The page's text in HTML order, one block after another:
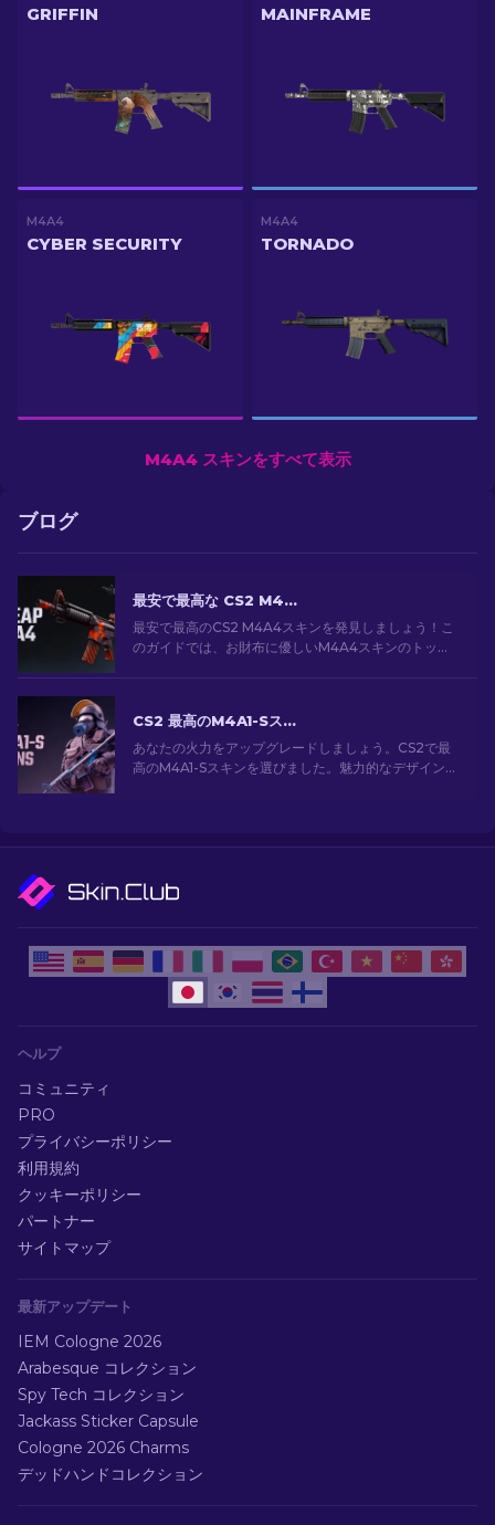
GRIFFIN MAINFRAME
M4A4
CYBER SECURITY
M4A4
TORNADO
M4A4 スキンをすべて表示
ブログ
最安で最高な CS2 M4A4 スキン [2026]
最安で最高のCS2 M4A4スキンを発見しましょう！こ
のガイドでは、お財布に優しいM4A4スキンのトップ
CS2 最高のM4A1-Sスキン [2026]
あなたの火力をアップグレードしましょう。CS2で最
高のM4A1-Sスキンを選びました。魅力的なデザインの
ヘルプ
コミュニティ
PRO
プライバシーポリシー
利用規約
クッキーポリシー
パートナー
サイトマップ
最新アップデート
IEM Cologne 2026
Arabesque コレクション
Spy Tech コレクション
Jackass Sticker Capsule
Cologne 2026 Charms
デッドハンドコレクション